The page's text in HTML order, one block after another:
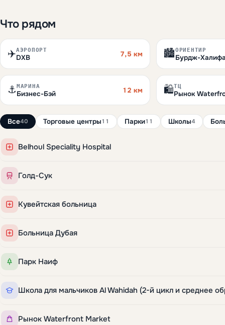
Что рядом
✈️АЭРОПОРТ
DXB 7,5 км 🏙️ОРИЕНТИР
Бурдж-
⚓ МАРИНА
Бизнес-Бэй 12 км 🛍️ТЦ
Рынок
Все40 Торговые центры11 Парки11 Школы4
Belhoul Speciality Hospital
Голд-Сук
Кувейтская больница
Больница Дубая
Парк Наиф
Рынок Waterfront Market